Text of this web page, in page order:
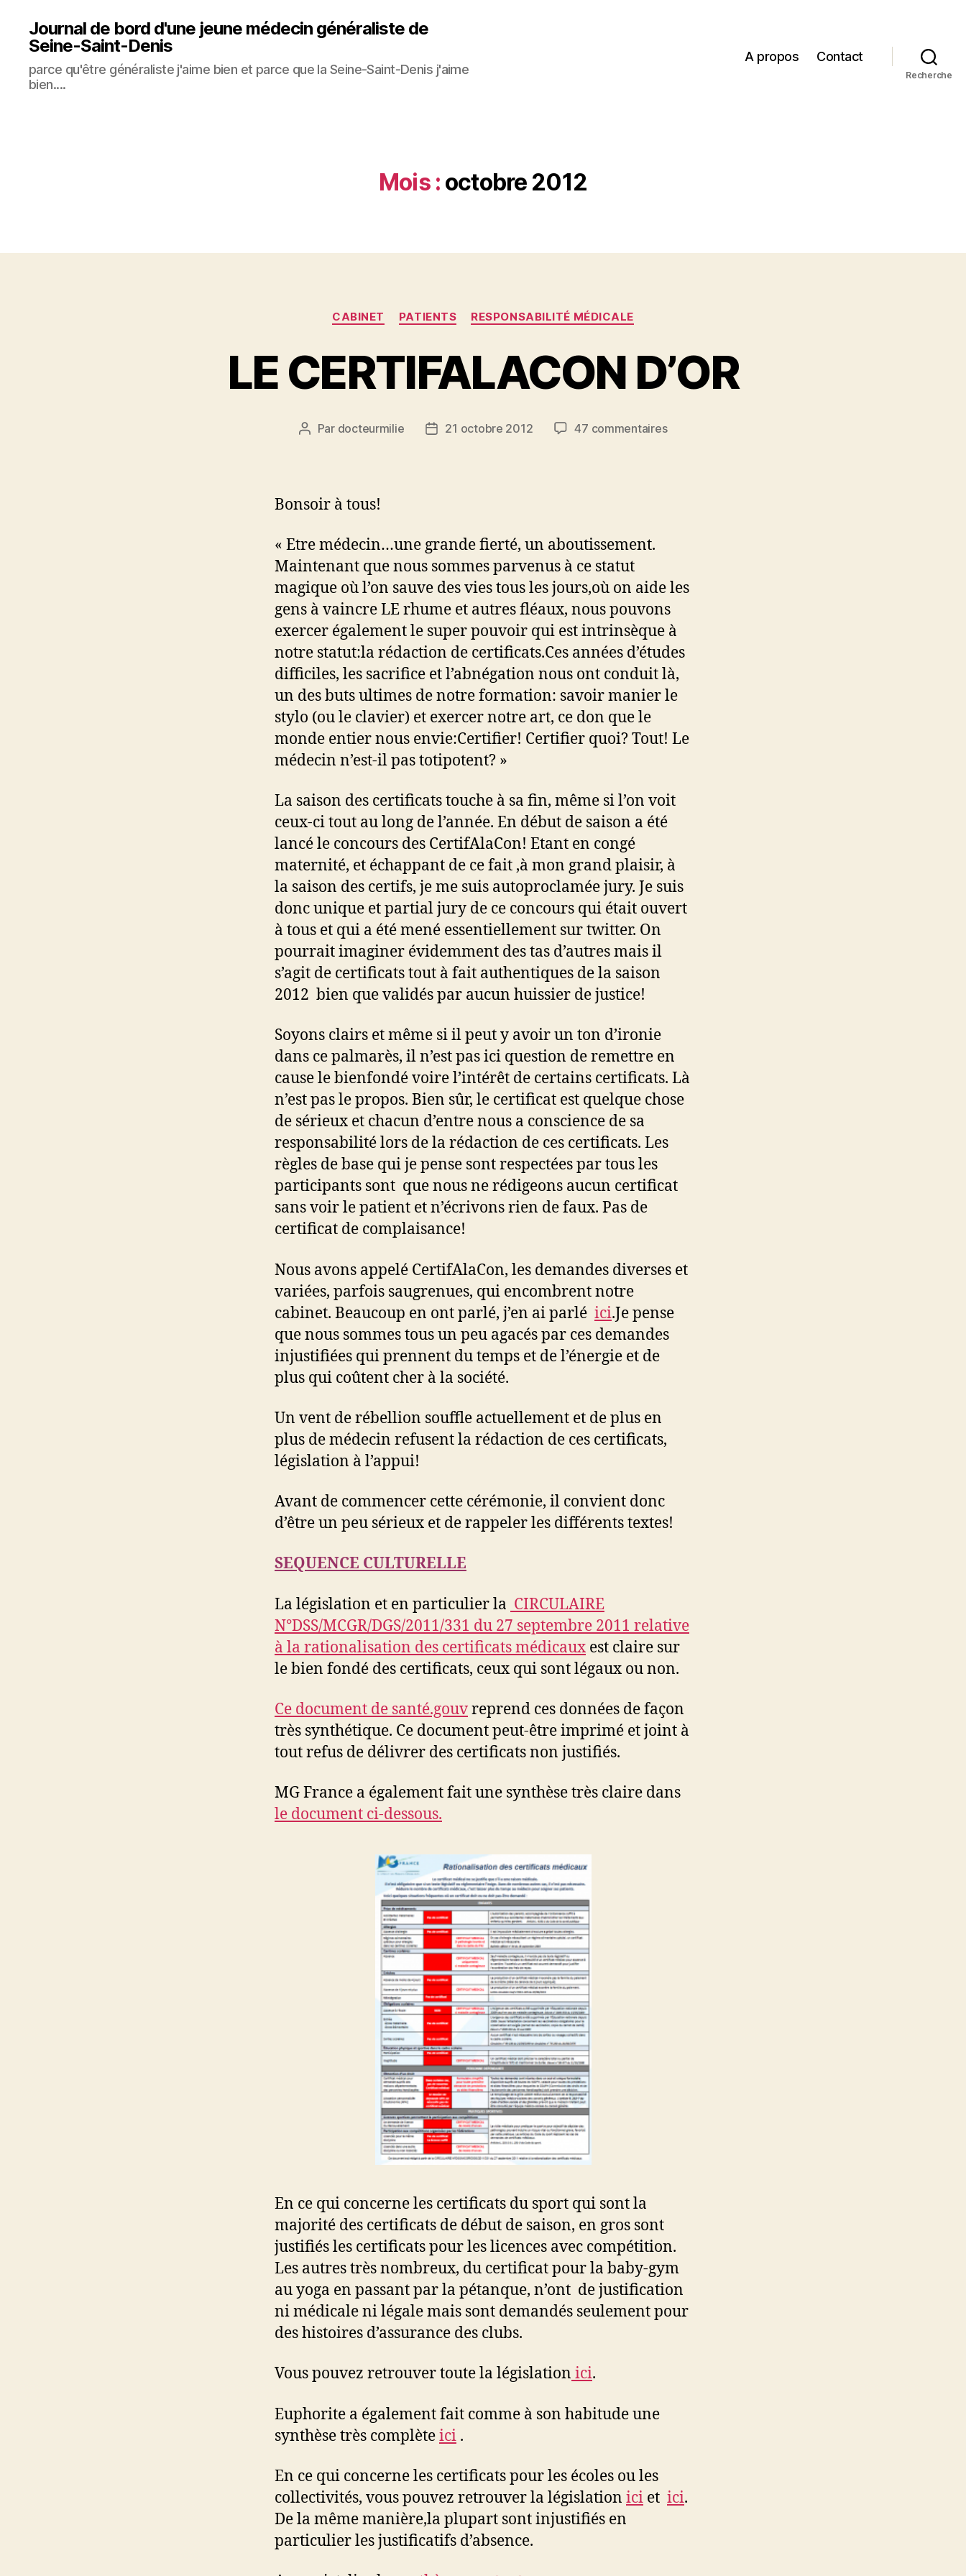
Journal de bord d'une jeune médecin généraliste de
Seine-Saint-Denis
parce qu'être généraliste j'aime bien et parce que la Seine-Saint-Denis j'aime
bien....
A propos Contact
Recherche
Mois : octobre 2012
Catégories
CABINET PATIENTS RESPONSABILITÉ MÉDICALE
LE CERTIFALACON D’OR
Auteur
Par docteurmilie
Date21 octobre 2012 47 commentairessur
Bonsoir à tous!
« Etre médecin…une grande fierté, un aboutissement.
Maintenant que nous sommes parvenus à ce statut
magique où l’on sauve des vies tous les jours,où on aide les
gens à vaincre LE rhume et autres fléaux, nous pouvons
exercer également le super pouvoir qui est intrinsèque à
notre statut:la rédaction de certificats.Ces années d’études
difficiles, les sacrifice et l’abnégation nous ont conduit là,
un des buts ultimes de notre formation: savoir manier le
stylo (ou le clavier) et exercer notre art, ce don que le
monde entier nous envie:Certifier! Certifier quoi? Tout! Le
médecin n’est-il pas totipotent? »
La saison des certificats touche à sa fin, même si l’on voit
ceux-ci tout au long de l’année. En début de saison a été
lancé le concours des CertifAlaCon! Etant en congé
maternité, et échappant de ce fait ,à mon grand plaisir, à
la saison des certifs, je me suis autoproclamée jury. Je suis
donc unique et partial jury de ce concours qui était ouvert
à tous et qui a été mené essentiellement sur twitter. On
pourrait imaginer évidemment des tas d’autres mais il
s’agit de certificats tout à fait authentiques de la saison
2012 bien que validés par aucun huissier de justice!
Soyons clairs et même si il peut y avoir un ton d’ironie
dans ce palmarès, il n’est pas ici question de remettre en
cause le bienfondé voire l’intérêt de certains certificats. Là
n’est pas le propos. Bien sûr, le certificat est quelque chose
de sérieux et chacun d’entre nous a conscience de sa
responsabilité lors de la rédaction de ces certificats. Les
règles de base qui je pense sont respectées par tous les
participants sont que nous ne rédigeons aucun certificat
sans voir le patient et n’écrivons rien de faux. Pas de
certificat de complaisance!
Nous avons appelé CertifAlaCon, les demandes diverses et
variées, parfois saugrenues, qui encombrent notre
cabinet. Beaucoup en ont parlé, j’en ai parlé ici.Je pense
que nous sommes tous un peu agacés par ces demandes
injustifiées qui prennent du temps et de l’énergie et de
plus qui coûtent cher à la société.
Un vent de rébellion souffle actuellement et de plus en
plus de médecin refusent la rédaction de ces certificats,
législation à l’appui!
Avant de commencer cette cérémonie, il convient donc
d’être un peu sérieux et de rappeler les différents textes!
SEQUENCE CULTURELLE
La législation et en particulier la CIRCULAIRE
N°DSS/MCGR/DGS/2011/331 du 27 septembre 2011 relative
à la rationalisation des certificats médicaux est claire sur
le bien fondé des certificats, ceux qui sont légaux ou non.
Ce document de santé.gouvreprend ces données de façon
très synthétique. Ce document peut-être imprimé et joint à
tout refus de délivrer des certificats non justifiés.
MG France a également fait une synthèse très claire dans
le document ci-dessous.
En ce qui concerne les certificats du sport qui sont la
majorité des certificats de début de saison, en gros sont
justifiés les certificats pour les licences avec compétition.
Les autres très nombreux, du certificat pour la baby-gym
au yoga en passant par la pétanque, n’ont de justification
ni médicale ni légale mais sont demandés seulement pour
des histoires d’assurance des clubs.
Vous pouvez retrouver toute la législation ici.
Euphorite a également fait comme à son habitude une
synthèse très complèteici .
En ce qui concerne les certificats pour les écoles ou les
collectivités, vous pouvez retrouver la législation ici et ici.
De la même manière,la plupart sont injustifiés en
particulier les justificatifs d’absence.